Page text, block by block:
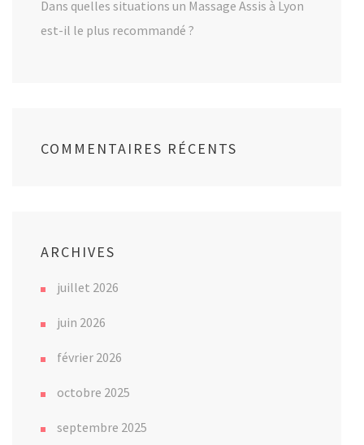
Dans quelles situations un Massage Assis à Lyon
est-il le plus recommandé ?
COMMENTAIRES RÉCENTS
ARCHIVES
juillet 2026
juin 2026
février 2026
octobre 2025
septembre 2025